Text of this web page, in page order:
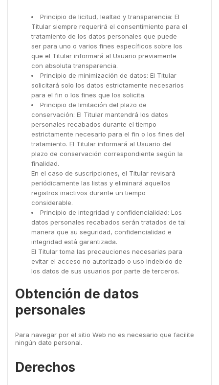
Principio de licitud, lealtad y transparencia: El
Titular siempre requerirá el consentimiento para el
tratamiento de los datos personales que puede
ser para uno o varios fines específicos sobre los
que el Titular informará al Usuario previamente
con absoluta transparencia.
Principio de minimización de datos: El Titular
solicitará solo los datos estrictamente necesarios
para el fin o los fines que los solicita.
Principio de limitación del plazo de
conservación: El Titular mantendrá los datos
personales recabados durante el tiempo
estrictamente necesario para el fin o los fines del
tratamiento. El Titular informará al Usuario del
plazo de conservación correspondiente según la
finalidad.
En el caso de suscripciones, el Titular revisará
periódicamente las listas y eliminará aquellos
registros inactivos durante un tiempo
considerable.
Principio de integridad y confidencialidad: Los
datos personales recabados serán tratados de tal
manera que su seguridad, confidencialidad e
integridad está garantizada.
El Titular toma las precauciones necesarias para
evitar el acceso no autorizado o uso indebido de
los datos de sus usuarios por parte de terceros.
Obtención de datos
personales
Para navegar por el sitio Web no es necesario que facilite
ningún dato personal.
Derechos